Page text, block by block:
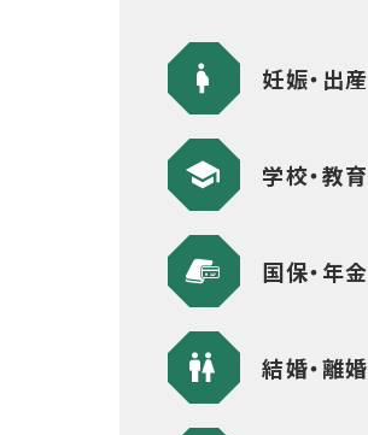
妊娠・出産
学校・教育
国保・年金
結婚・離婚